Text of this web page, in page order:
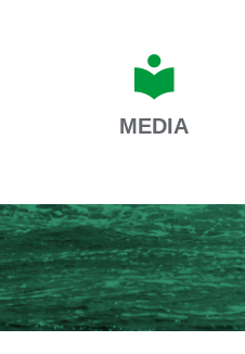
MEDIA